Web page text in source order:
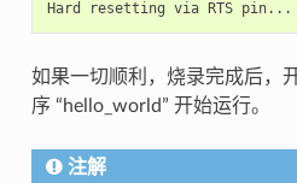
如果一切顺利，烧录完成后，
序 “hello_world” 开始运行。
注解